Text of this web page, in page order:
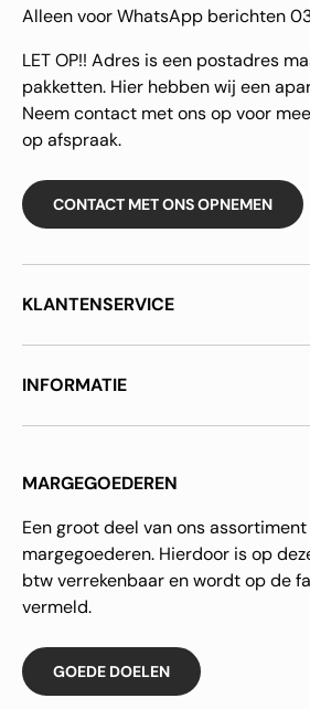
Alleen voor WhatsApp berichten
LET OP!! Adres is een postadres
pakketten. Hier hebben wij een
Neem contact met ons op voor
op afspraak.
CONTACT MET ONS OPNEMEN
KLANTENSERVICE
INFORMATIE
MARGEGOEDEREN
Een groot deel van ons
margegoederen. Hierdoor is op
btw verrekenbaar en wordt op de
vermeld.
GOEDE DOELEN